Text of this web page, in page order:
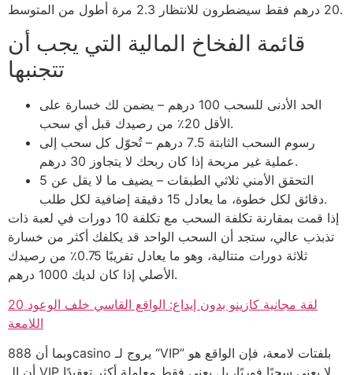
20 درهم فقط سيضطرون للانتظار 2.3 مرة أطول من المتوسط.
قائمة الفخاخ المالية التي يجب أن
تتجنبها
الحد الأدنى للسحب 100 درهم – يضمن لك خسارة على
الأقل 20٪ من رصيدك قبل أي سحب.
رسوم السحب الثابتة 7.5 درهم – تُحوّل كل سحب إلى
عملية غير مربحة إذا كان ربحك لا يتجاوز 30 درهم.
التحقق الأمني ثلاثي الطبقات – يضيف ما لا يقل عن 5
دقائق لكل خطوة، ما يعادل 15 دقيقة إضافية لكل طلب.
إذا قمت بمقارنة تكلفة السحب مع تكلفة 10 دورات في لعبة ذات
تذبذب عالي، ستجد أن السحب الواحد قد يكلفك أكثر من خسارة
ثلاثة دورات متتالية، وهو ما يعادل تقريبًا 0.75٪ من رصيدك
الأصلي إذا كان لديك 1000 درهم.
20 لفة مجانية كازينو بدون إيداع: الواقع القاسي خلف الوعود
اللامعة
وبما أن 888casino يروج لـ “VIP” بلفتات لامعة، فإن الواقع هو